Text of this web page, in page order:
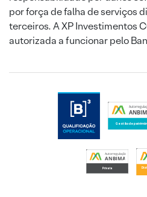
por força de falha de serviços
terceiros. A XP Investimentos
autorizada a funcionar pelo